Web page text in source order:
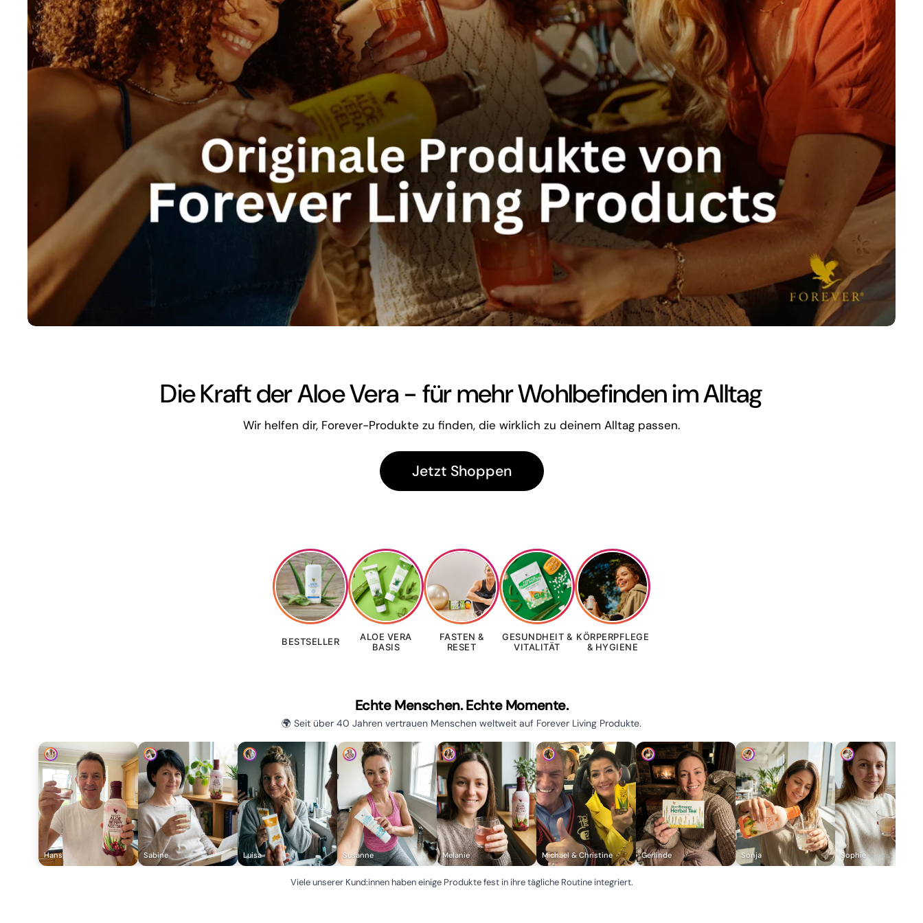
Die Kraft der Aloe Vera - für mehr Wohlbefinden im Alltag
Wir helfen dir, Forever-Produkte zu finden, die wirklich zu deinem Alltag passen.
Jetzt Shoppen
BESTSELLER
ALOE VERA
BASIS
FASTEN &
RESET
GESUNDHEIT &
VITALITÄT
KÖRPERPFLEGE
& HYGIENE
Echte Menschen. Echte Momente.
🌍 Seit über 40 Jahren vertrauen Menschen weltweit auf Forever Living Produkte.
Hans Sabine Luisa Susanne Melanie Michael & Christine Gerlinde Sonja Sophie
Viele unserer Kund:innen haben einige Produkte fest in ihre tägliche Routine integriert.